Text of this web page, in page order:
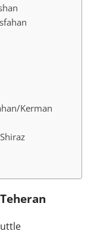
Kerman